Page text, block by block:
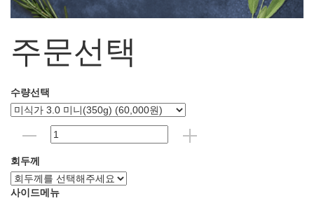
주문선택
수량선택
회두께
사이드메뉴